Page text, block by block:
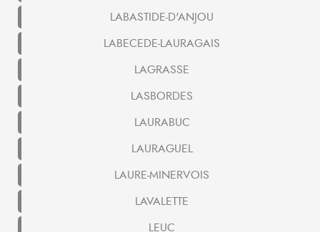
LABASTIDE-D'ANJOU
LABECEDE-LAURAGAIS
LAGRASSE
LASBORDES
LAURABUC
LAURAGUEL
LAURE-MINERVOIS
LAVALETTE
LEUC